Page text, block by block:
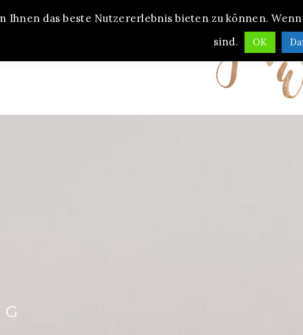
Ihnen das beste Nutzererlebnis bieten zu können.
sind.
OK